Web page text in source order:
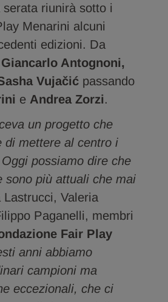
riunirà sotto i
Menarini alcuni
edizioni. Da
Giancarlo Antognoni,
Vujačićpassando
e Andrea Zorzi.
un progetto che
di mettere al centro i
possiamo dire che
sono più attuali che mai
Valeria
Paganelli, membri
Fair Play
anni abbiamo
campioni ma
eccezionali, che ci